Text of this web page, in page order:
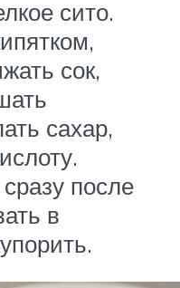
сито.
сок,
сахар,
после
в